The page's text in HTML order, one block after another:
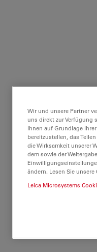
Wir und unsere Partner
uns direkt zur Verfügung
Ihnen auf Grundlage
bereitzustellen, das
die Wirksamkeit unserer
dem sowie der
ändern. Lesen Sie
Leica Microsystems